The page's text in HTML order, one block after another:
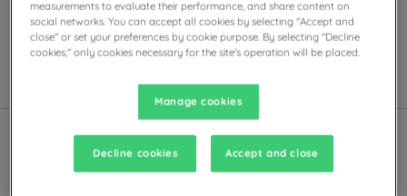
salas de reuniones, restaurantes con bufé de
autoservicio o platos a la carta, así como actividades
de entretenimiento por las noches.
Mapa
Hotel renovado
measurements to evaluate their performance, and share content on
social networks. You can accept all cookies by selecting "Accept and
close" or set your preferences by cookie purpose. By selecting "Decline
cookies," only cookies necessary for the site's operation will be placed.
Manage cookies
Decline cookies Accept and close